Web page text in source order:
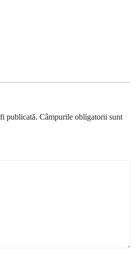
publicată. Câmpurile obligatorii sunt